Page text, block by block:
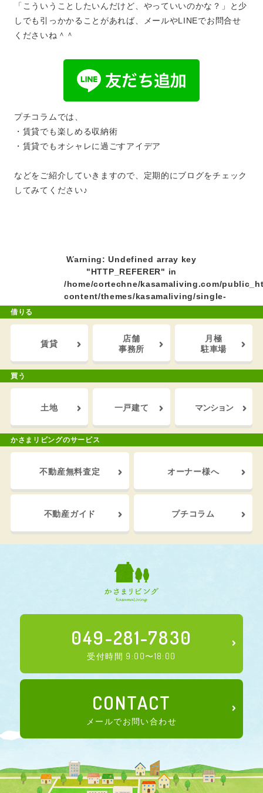
「こういうことしたいんだけど、やっていいのかな？」と少
しでも引っかかることがあれば、メールやLINEでお問合せ
くださいね＾＾
プチコラムでは、
・賃貸でも楽しめる収納術
・賃貸でもオシャレに過ごすアイデア
などをご紹介していきますので、定期的にブログをチェック
してみてください♪
Warning: Undefined array key
"HTTP_REFERER" in
/home/cortechne/kasamaliving.com/
content/themes/kasamaliving/single-
column.phpon line27
一覧に戻る
借りる
賃貸
店舗
事務所
月極
駐車場
買う
土地 一戸建て マンション
かさまリビングのサービス
不動産無料査定 オーナー様へ
不動産ガイド プチ コラム
049-281-7830
受付時間 9:00〜18:00
CONTACT
メールでお問い合わせ